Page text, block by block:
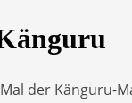
der Känguru-